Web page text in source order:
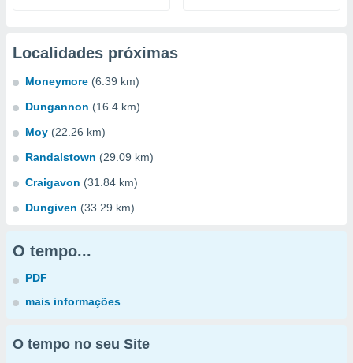
Localidades próximas
Moneymore (6.39 km)
Dungannon (16.4 km)
Moy (22.26 km)
Randalstown (29.09 km)
Craigavon (31.84 km)
Dungiven (33.29 km)
O tempo...
PDF
mais informações
O tempo no seu Site